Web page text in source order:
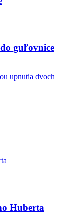
guľovnice
Huberta